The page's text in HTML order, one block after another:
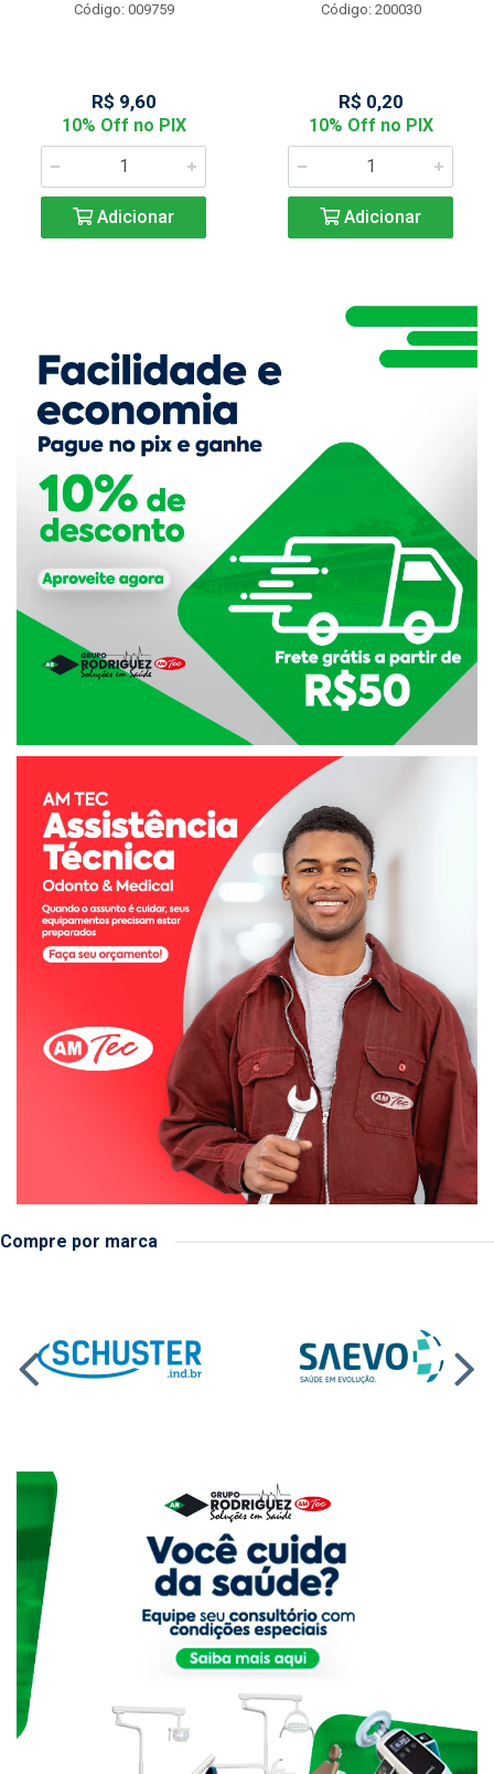
Código: 009759
R$ 9,60
10% Off no PIX
Adicionar
Código: 200030
R$ 0,20
10% Off no PIX
Adicionar
Compre por marca